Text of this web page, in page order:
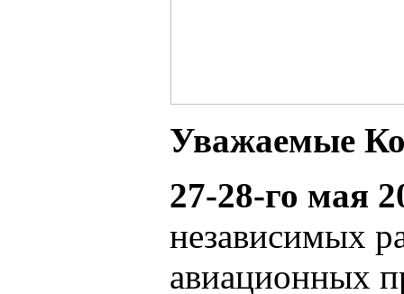
Уважаемые
27-28-го мая
независимых
авиационных